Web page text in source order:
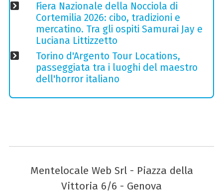
Fiera Nazionale della Nocciola di
Cortemilia 2026: cibo, tradizioni e
mercatino. Tra gli ospiti Samurai Jay e
Luciana Littizzetto
Torino d'Argento Tour Locations,
passeggiata tra i luoghi del maestro
dell'horror italiano
Mentelocale Web Srl - Piazza della
Vittoria 6/6 - Genova